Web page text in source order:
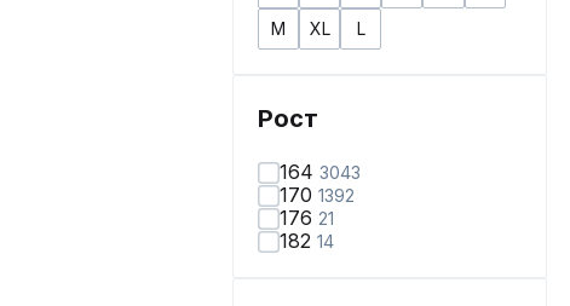
M
XL L
Рост
164 3043
170 1392
176 21
182 14